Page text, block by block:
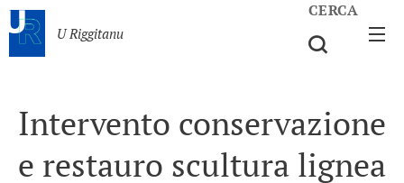
U Riggitanu
CERCA
Intervento conservazione
e restauro scultura lignea